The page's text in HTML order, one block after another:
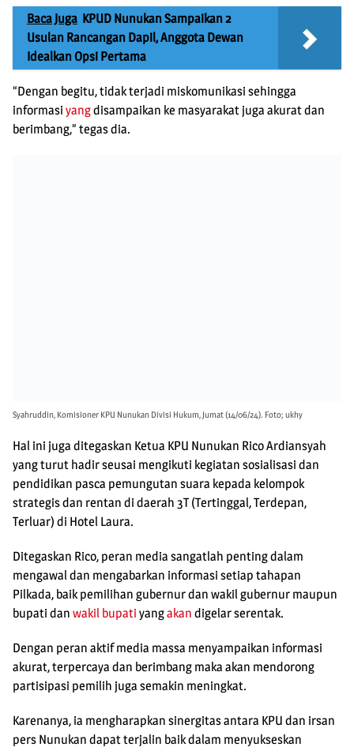
Baca Juga KPUD Nunukan Sampaikan 2
Usulan Rancangan Dapil, Anggota Dewan
Idealkan Opsi Pertama
“Dengan begitu, tidak terjadi miskomunikasi sehingga
informasi yangdisampaikan ke masyarakat juga akurat dan
berimbang,” tegas dia.
Syahruddin, Komisioner KPU Nunukan Divisi Hukum, Jumat (14/06/24). Foto; ukhy
Hal ini juga ditegaskan Ketua KPU Nunukan Rico Ardiansyah
yang turut hadir seusai mengikuti kegiatan sosialisasi dan
pendidikan pasca pemungutan suara kepada kelompok
strategis dan rentan di daerah 3T (Tertinggal, Terdepan,
Terluar) di Hotel Laura.
Ditegaskan Rico, peran media sangatlah penting dalam
mengawal dan mengabarkan informasi setiap tahapan
Pilkada, baik pemilihan gubernur dan wakil gubernur maupun
bupati dan wakil bupati yangakan digelar serentak.
Dengan peran aktif media massa menyampaikan informasi
akurat, terpercaya dan berimbang maka akan mendorong
partisipasi pemilih juga semakin meningkat.
Karenanya, ia mengharapkan sinergitas antara KPU dan irsan
pers Nunukan dapat terjalin baik dalam menyukseskan